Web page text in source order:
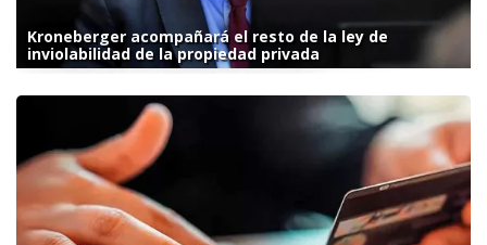
Kroneberger acompañará el resto de la ley de
inviolabilidad de la propiedad privada